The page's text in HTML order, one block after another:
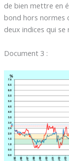
de bien mettre en
bond hors normes
deux indices qui se
Document 3 :